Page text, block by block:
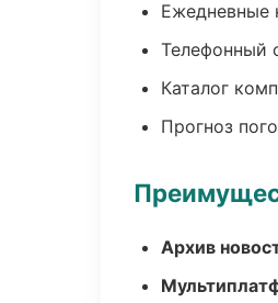
Ежедневные
Телефонный
Каталог
Прогноз
Архив